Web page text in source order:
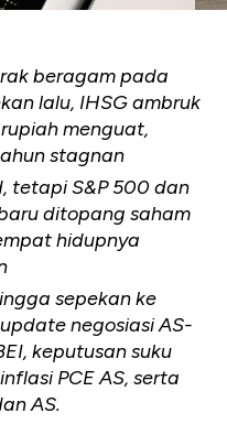
beragam pada
lalu, IHSG ambruk
menguat,
stagnan
tetapi S&P 500 dan
ditopang saham
hidupnya
sepekan ke
negosiasi AS-
keputusan suku
PCE AS, serta
AS.